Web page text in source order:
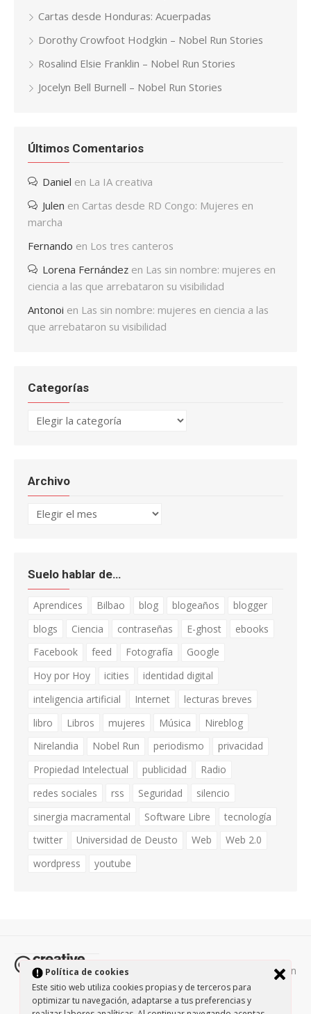
Política de cookies
Este sitio web utiliza cookies propias y de terceros para
optimizar tu navegación, adaptarse a tus preferencias y
Cartas desde Honduras: Acuerpadas
Dorothy Crowfoot Hodgkin – Nobel Run Stories
Rosalind Elsie Franklin – Nobel Run Stories
Jocelyn Bell Burnell – Nobel Run Stories
Últimos Comentarios
Daniel en La IA creativa
Julen en Cartas desde RD Congo: Mujeres en
marcha
Fernando en Los tres canteros
Lorena Fernández en Las sin nombre: mujeres en
ciencia a las que arrebataron su visibilidad
Antonoi en Las sin nombre: mujeres en ciencia a las
que arrebataron su visibilidad
Categorías
Categorías
Archivo
Archivo
Suelo hablar de…
Aprendices Bilbao blog blogeaños
blogger
blogs
Ciencia contraseñas E-ghost
ebooks
Facebook
feed Fotografía
Google
Hoy por Hoy
icities
identidad digital
inteligencia artificial
Internet
lecturas breves
libro
Libros mujeres Música
Nireblog
Nirelandia
Nobel Run periodismo
privacidad
Propiedad Intelectual
publicidad
Radio
redes sociales
rss Seguridad
silencio
sinergia macramental
Software Libre
tecnología
twitter
Universidad de Deusto Web
Web 2.0
wordpress
youtube
Todos los contenidos de esta página están
protegidos por la licencia Creative Commons Attribution-
NonCommercial-ShareAlike 3.0. / Política de privacidad